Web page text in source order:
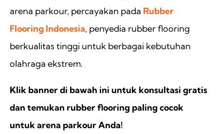
arena parkour, percayakan pada Rubber
Flooring Indonesia, penyedia rubber flooring
berkualitas tinggi untuk berbagai kebutuhan
olahraga ekstrem.
Klik banner di bawah ini untuk konsultasi gratis
dan temukan rubber flooring paling cocok
untuk arena parkour Anda!